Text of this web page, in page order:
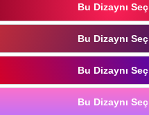
Bu Dizaynı Seç
Bu Dizaynı Seç
Bu Dizaynı Seç
Bu Dizaynı Seç